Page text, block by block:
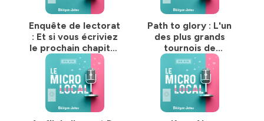
Enquête de lectorat
: Et si vous écriviez
le prochain chapitre
de Nouvelles ?
Path to glory : L'un
des plus grands
tournois de
Warhammer bientôt
à Bourgoin-Jallieu